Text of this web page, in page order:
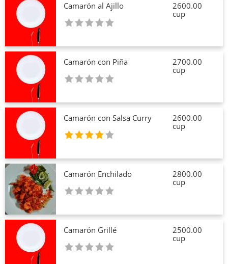
Camarón al Ajillo
2600.00
cup
Camarón con Piña
2700.00
cup
Camarón con Salsa Curry
2600.00
cup
Camarón Enchilado
2800.00
cup
Camarón Grillé
2500.00
cup